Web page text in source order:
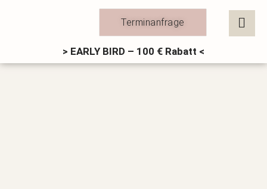
Terminanfrage
> EARLY BIRD – 100 € Rabatt <